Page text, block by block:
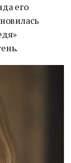
его